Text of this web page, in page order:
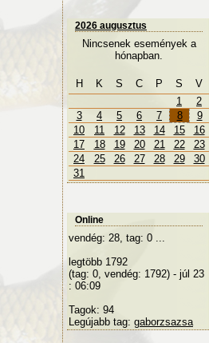
2026 augusztus
Nincsenek események a
hónapban.
H K S C P S
V
1
2
3
4 5 6 7 8
9
10
11 12 13 14 15
16
17
18 19 20 21 22
23
24
25 26 27 28 29
30
31
Online
vendég: 28, tag: 0 ...
legtöbb 1792
(tag: 0, vendég: 1792) - júl 23
: 06:09
Tagok: 94
Legújabb tag: gaborzsazsa